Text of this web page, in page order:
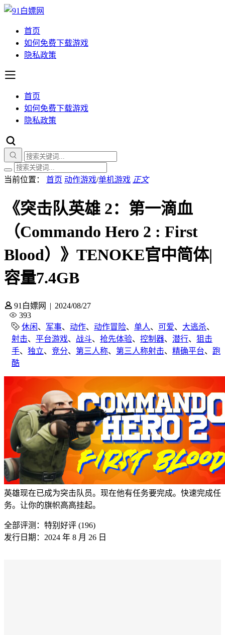
首页
如何免费下载游戏
隐私政策
首页
如何免费下载游戏
隐私政策
当前位置： 首页 动作游戏/单机游戏 正文
《突击队英雄 2：第一滴血
（Commando Hero 2 : First
Blood）》TENOKE官中简体|
容量7.4GB
91白嫖网 | 2024/08/27
393
休闲 、 军事、 动作、 动作冒险、 单人、 可爱、 大逃杀、
射击、 平台游戏、 战斗、 抢先体验、 控制器、 潜行、 狙击
手、 独立、 竞分、 第三人称、 第三人称射击、 精确平台、 跑
酷
英雄现在已成为突击队员。现在他有任务要完成。快速完成任
务。让你的旗帜高高挂起。
全部评测： 特别好评 (196)
发行日期：2024 年 8 月 26 日